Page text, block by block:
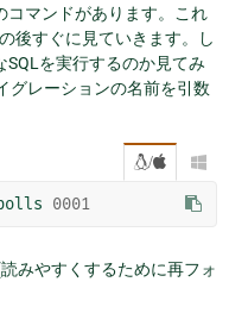
コマンドがあります。これ
後すぐに見ていきます。し
を実行するのか見てみ
グレーションの名前を引数
/ 
0001
みやすくするために再フォ